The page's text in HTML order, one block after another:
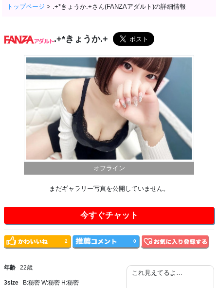
トップページ > .+*きょうか.+さん(FANZAアダルト)の詳細情報
.+*きょうか.+
オフライン
まだギャラリー写真を公開していません。
今すぐチャット
年齢 22歳
3size B:秘密 W:秘密 H:秘密
これ見えてるよ…
2 0